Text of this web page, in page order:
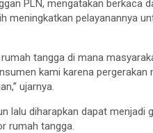
PLN, mengatakan berkaca
meningkatkan pelayanannya
tangga di mana
kami karena
ujarnya.
lalu diharapkan dapat menjadi
rumah tangga.